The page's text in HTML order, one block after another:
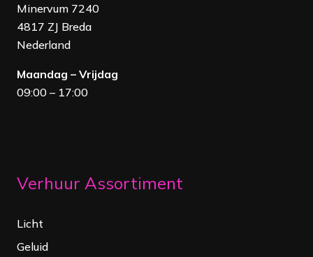
Minervum 7240
4817 ZJ Breda
Nederland
Maandag – Vrijdag
09:00 – 17:00
Verhuur Assortiment
Licht
Geluid